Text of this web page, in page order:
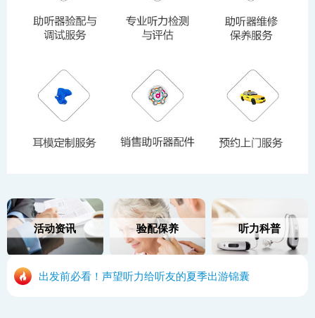
活动资讯 验配保养 听力科普
出发前必看！声望听力给听友的夏季出游锦囊